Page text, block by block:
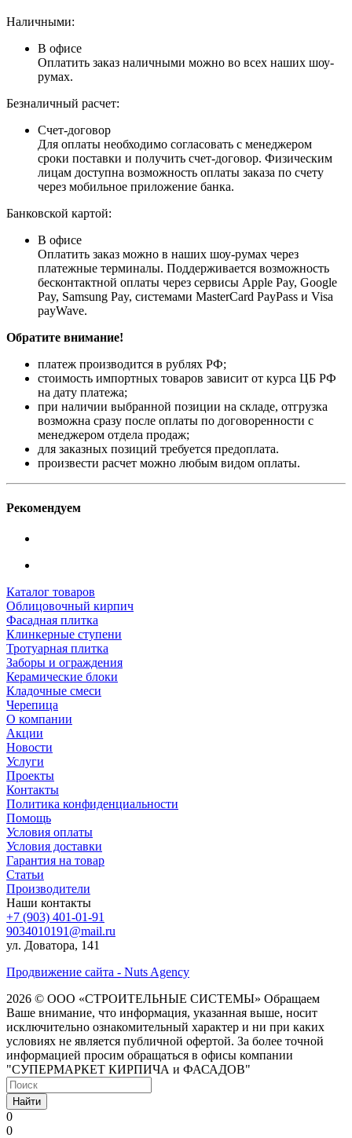
Наличными:
В офисе
Оплатить заказ наличными можно во всех наших шоу-
румах.
Безналичный расчет:
Счет-договор
Для оплаты необходимо согласовать с менеджером
сроки поставки и получить счет-договор. Физическим
лицам доступна возможность оплаты заказа по счету
через мобильное приложение банка.
Банковской картой:
В офисе
Оплатить заказ можно в наших шоу-румах через
платежные терминалы. Поддерживается возможность
бесконтактной оплаты через сервисы Apple Pay, Google
Pay, Samsung Pay, системами MasterCard PayPass и Visa
payWave.
Обратите внимание!
платеж производится в рублях РФ;
стоимость импортных товаров зависит от курса ЦБ РФ
на дату платежа;
при наличии выбранной позиции на складе, отгрузка
возможна сразу после оплаты по договоренности с
менеджером отдела продаж;
для заказных позиций требуется предоплата.
произвести расчет можно любым видом оплаты.
Рекомендуем
Каталог товаров
Облицовочный кирпич
Фасадная плитка
Клинкерные ступени
Тротуарная плитка
Заборы и ограждения
Керамические блоки
Кладочные смеси
Черепица
О компании
Акции
Новости
Услуги
Проекты
Контакты
Политика конфиденциальности
Помощь
Условия оплаты
Условия доставки
Гарантия на товар
Статьи
Производители
Наши контакты
+7 (903) 401-01-91
9034010191@mail.ru
ул. Доватора, 141
Продвижение сайта - Nuts Agency
2026 © ООО «СТРОИТЕЛЬНЫЕ СИСТЕМЫ» Обращаем
Ваше внимание, что информация, указанная выше, носит
исключительно ознакомительный характер и ни при каких
условиях не является публичной офертой. За более точной
информацией просим обращаться в офисы компании
"СУПЕРМАРКЕТ КИРПИЧА и ФАСАДОВ"
Найти
0
0